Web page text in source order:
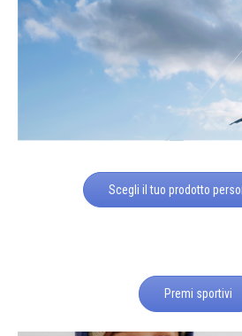
Scegli il tuo prodotto
Premi sportivi